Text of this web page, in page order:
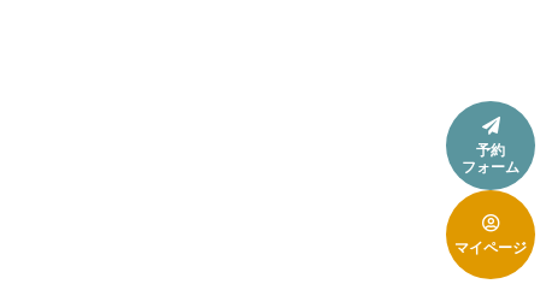

予約
フォーム

マイページ